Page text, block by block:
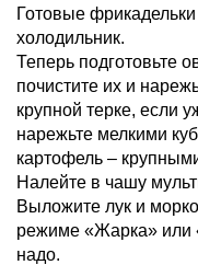
Готовые
холодильник.
Теперь подготовьте
почистите их и
крупной терке, если
нарежьте мелкими
картофель –
Налейте в чашу
Выложите лук и
режиме «Жарка» или
надо.